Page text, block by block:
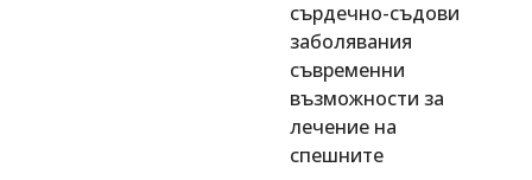
сърдечно-съдови
заболявания
съвременни
възможности за
лечение на
спешните